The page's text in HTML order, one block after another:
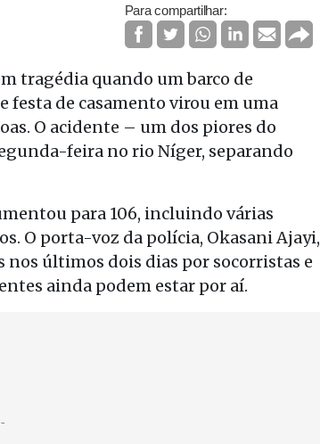
Para compartilhar:
tragédia quando um barco de
de casamento virou em uma
O acidente – um dos piores do
feira no rio Níger, separando
para 106, incluindo várias
O porta-voz da polícia, Okasani Ajayi,
nos últimos dois dias por socorristas e
ainda podem estar por aí.